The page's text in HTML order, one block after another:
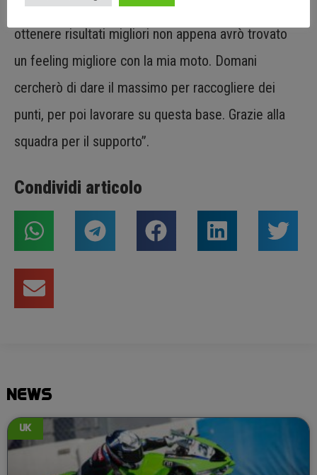
piccoli miglioramenti, e sono fiducioso che potremo
ottenere risultati migliori non appena avrò trovato
un feeling migliore con la mia moto. Domani
cercherò di dare il massimo per raccogliere dei
punti, per poi lavorare su questa base. Grazie alla
squadra per il supporto”.
Condividi articolo
NEWS
UK